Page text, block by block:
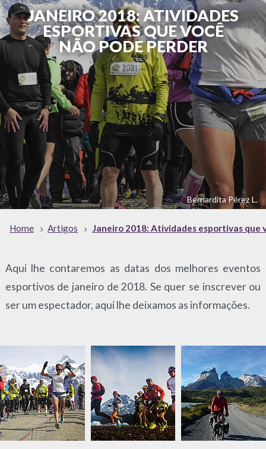
JANEIRO 2018: ATIVIDADES
ESPORTIVAS QUE VOCÊ
NÃO PODE PERDER
Bernardita Pérez L.
Home Artigos Janeiro 2018: Atividades esportivas que
Aqui lhe contaremos as datas dos melhores eventos
esportivos de janeiro de 2018. Se quer se inscrever ou
ser um espectador, aqui lhe deixamos as informações.